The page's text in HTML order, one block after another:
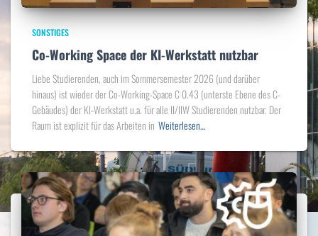
SONSTIGES
Co-Working Space der KI-Werkstatt nutzbar
Liebe Studierenden, auch im Sommersemester 2026 (und darüber
hinaus) ist wieder der Co-Working-Space C 0.43 (unterste Ebene des C-
Gebäudes) der KI-Werkstatt u.a. für alle II/IIW Studierenden nutzbar. Der
Raum ist explizit für das Arbeiten in Weiterlesen…